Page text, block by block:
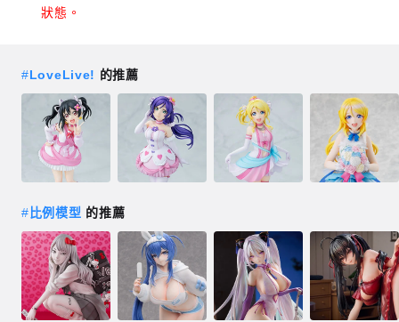
狀態。
#LoveLive! 的推薦
# 比例模型 的推薦